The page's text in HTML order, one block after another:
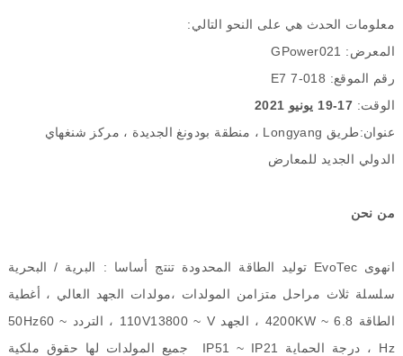
معلومات الحدث هي على النحو التالي:
المعرض:
GPower021
رقم الموقع:
E7 7-018
الوقت:
17-19 يونيو 2021
عنوان:طريق Longyang ، منطقة بودونغ الجديدة ، مركز شنغهاي
الدولي الجديد للمعارض
من نحن
انهوى EvoTec توليد الطاقة المحدودة تنتج أساسا : البرية / البحرية
سلسلة ثلاث مراحل متزامن المولدات ،مولدات الجهد العالي ، أغطية
الطاقة 6.8 ~ 4200
KW ، الجهد 110V13800~ V ، التردد 50Hz60~
Hz
، درجة الحماية IP51 ~ IP21
جميع المولدات لها حقوق ملكية